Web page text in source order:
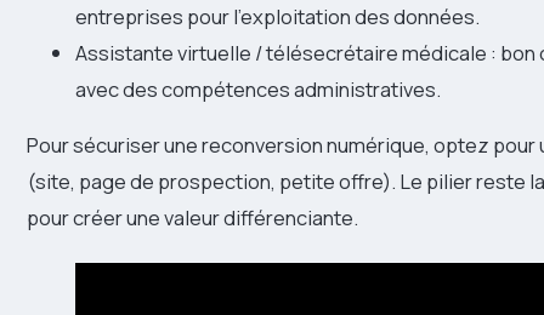
entreprises pour l’exploitation des données.
Assistante virtuelle / télésecrétaire médicale :
avec des compétences administratives.
Pour sécuriser une reconversion numérique, optez
(site, page de prospection, petite offre). Le pilier reste
pour créer une valeur différenciante.